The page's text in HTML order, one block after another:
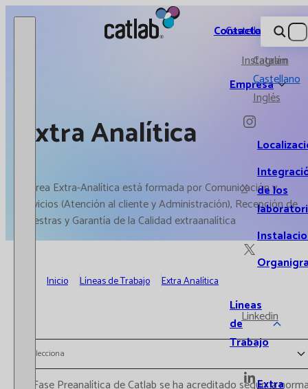
Catlab.
Empresa
de los
Líneas
de
Trabajo
Extra
Contacto
Instagram
X
Linkedin
Castellano
Catalán
Castellano
Inglés
Extra Analítica
El área Extra-Analítica está formada por Comunicación y
servicios (Atención al cliente y Administración), Recepción de
muestras y Garantía de la Calidad extraanalítica
Inicio Líneas de Trabajo Extra Analítica
Selecciona
La Fase Preanalítica de Catlab se ha acreditado según la